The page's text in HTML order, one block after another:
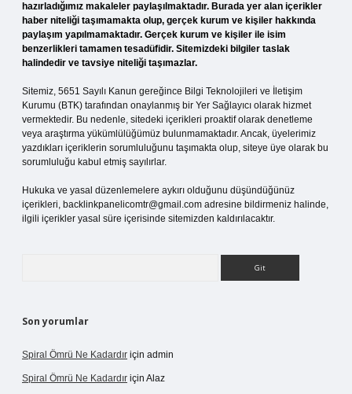
hazırladığımız makaleler paylaşılmaktadır. Burada yer alan içerikler
haber niteliği taşımamakta olup, gerçek kurum ve kişiler hakkında
paylaşım yapılmamaktadır. Gerçek kurum ve kişiler ile isim
benzerlikleri tamamen tesadüfidir. Sitemizdeki bilgiler taslak
halindedir ve tavsiye niteliği taşımazlar.
Sitemiz, 5651 Sayılı Kanun gereğince Bilgi Teknolojileri ve İletişim
Kurumu (BTK) tarafından onaylanmış bir Yer Sağlayıcı olarak hizmet
vermektedir. Bu nedenle, sitedeki içerikleri proaktif olarak denetleme
veya araştırma yükümlülüğümüz bulunmamaktadır. Ancak, üyelerimiz
yazdıkları içeriklerin sorumluluğunu taşımakta olup, siteye üye olarak bu
sorumluluğu kabul etmiş sayılırlar.
Hukuka ve yasal düzenlemelere aykırı olduğunu düşündüğünüz
içerikleri, backlinkpanelicomtr@gmail.com adresine bildirmeniz halinde,
ilgili içerikler yasal süre içerisinde sitemizden kaldırılacaktır.
Son yorumlar
Spiral Ömrü Ne Kadardır için admin
Spiral Ömrü Ne Kadardır için Alaz